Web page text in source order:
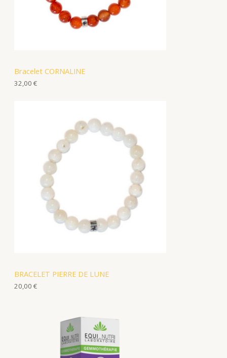
Bracelet CORNALINE
32,00 €
BRACELET PIERRE DE LUNE
20,00 €